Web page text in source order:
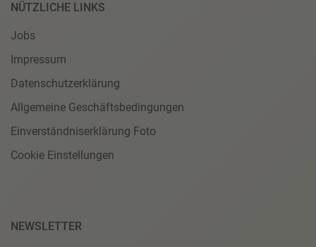
NÜTZLICHE LINKS
Jobs
Impressum
Datenschutzerklärung
Allgemeine Geschäftsbedingungen
Einverständniserklärung Foto
Cookie Einstellungen
NEWSLETTER